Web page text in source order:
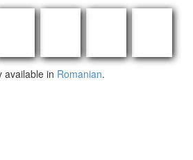
available in Romanian.